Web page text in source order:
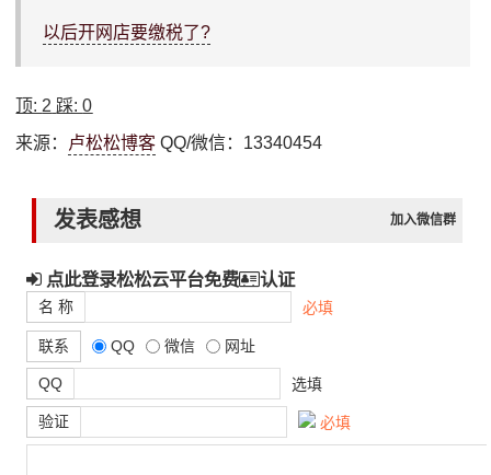
以后开网店要缴税了?
顶: 2 踩:0
来源： 卢松松博客 QQ/微信：13340454
发表感想 加入微信群
点此登录松松云平台免费 认证
名 称 必填
联系 QQ 微信 网址
QQ 选填
验证 必填